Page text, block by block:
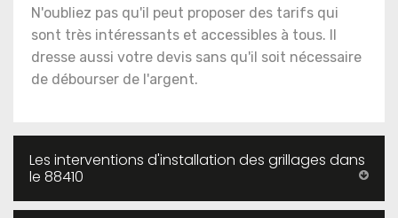
N'oubliez pas qu'il peut proposer des tarifs qui
sont très intéressants et accessibles à tous. Il
dresse aussi votre devis sans qu'il soit nécessaire
de débourser de l'argent.
Les interventions d'installation des grillages dans
le 88410